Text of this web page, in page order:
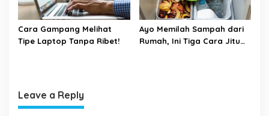
Cara Gampang Melihat
Tipe Laptop Tanpa Ribet!
Ayo Memilah Sampah dari
Rumah, Ini Tiga Cara Jitu
Leave a Reply